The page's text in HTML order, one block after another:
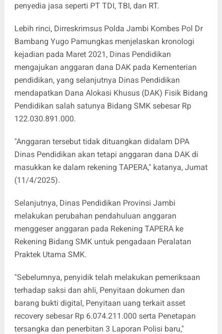
penyedia jasa seperti PT TDI, TBI, dan RT.
Lebih rinci, Dirreskrimsus Polda Jambi Kombes Pol Dr
Bambang Yugo Pamungkas menjelaskan kronologi
kejadian pada Maret 2021, Dinas Pendidikan
mengajukan anggaran dana DAK pada Kementerian
pendidikan, yang selanjutnya Dinas Pendidikan
mendapatkan Dana Alokasi Khusus (DAK) Fisik Bidang
Pendidikan salah satunya Bidang SMK sebesar Rp
122.030.891.000.
"Anggaran tersebut tidak dituangkan didalam DPA
Dinas Pendidikan akan tetapi anggaran dana DAK di
masukkan ke dalam rekening TAPERA," katanya, Jumat
(11/4/2025).
Selanjutnya, Dinas Pendidikan Provinsi Jambi
melakukan perubahan pendahuluan anggaran
menggeser anggaran pada Rekening TAPERA ke
Rekening Bidang SMK untuk pengadaan Peralatan
Praktek Utama SMK.
"Sebelumnya, penyidik telah melakukan pemeriksaan
terhadap saksi dan ahli, Penyitaan dokumen dan
barang bukti digital, Penyitaan uang terkait asset
recovery sebesar Rp 6.074.211.000 serta Penetapan
tersangka dan penerbitan 3 Laporan Polisi baru,"